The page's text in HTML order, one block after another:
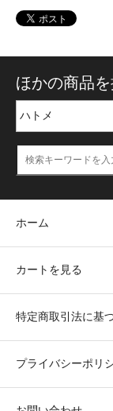
ほかの商品
ホーム
カートを見る
特定商取引法に基
プライバシーポリ